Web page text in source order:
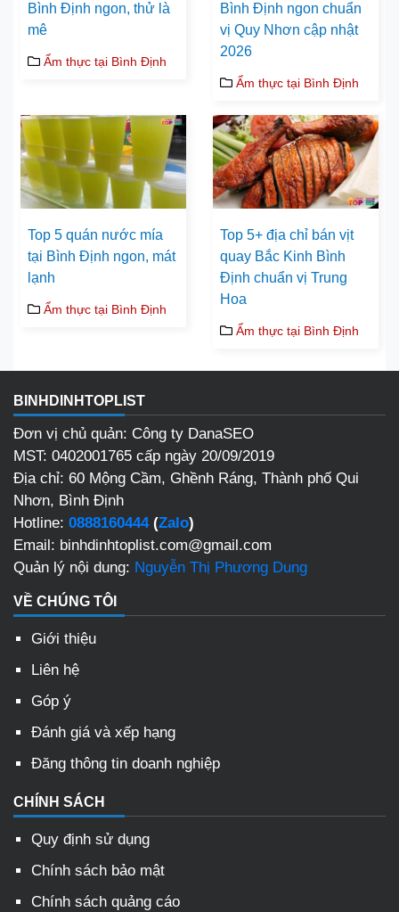
Bình Định ngon, thử là
mê
Ẩm thực tại Bình Định
Bình Định ngon chuẩn
vị Quy Nhơn cập nhật
2026
Ẩm thực tại Bình Định
Top 5 quán nước mía
tại Bình Định ngon, mát
lạnh
Ẩm thực tại Bình Định
Top 5+ địa chỉ bán vịt
quay Bắc Kinh Bình
Định chuẩn vị Trung
Hoa
Ẩm thực tại Bình Định
BINHDINHTOPLIST
Đơn vị chủ quản: Công ty DanaSEO
MST: 0402001765 cấp ngày 20/09/2019
Địa chỉ: 60 Mộng Cầm, Ghềnh Ráng, Thành phố Qui
Nhơn, Bình Định
Hotline: 0888160444(Zalo)
Email: binhdinhtoplist.com@gmail.com
Quản lý nội dung: Nguyễn Thị Phương Dung
VỀ CHÚNG TÔI
Giới thiệu
Liên hệ
Góp ý
Đánh giá và xếp hạng
Đăng thông tin doanh nghiệp
CHÍNH SÁCH
Quy định sử dụng
Chính sách bảo mật
Chính sách quảng cáo